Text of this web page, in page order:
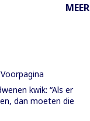
MEER
kwik: “Als er
dan moeten die